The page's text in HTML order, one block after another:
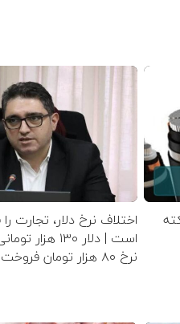
صنعتی و ۵ نکته
اختلاف نرخ دلار، تجارت
است | دلار ۱۳۰
نرخ ۸۰ هزار تومان فروخت